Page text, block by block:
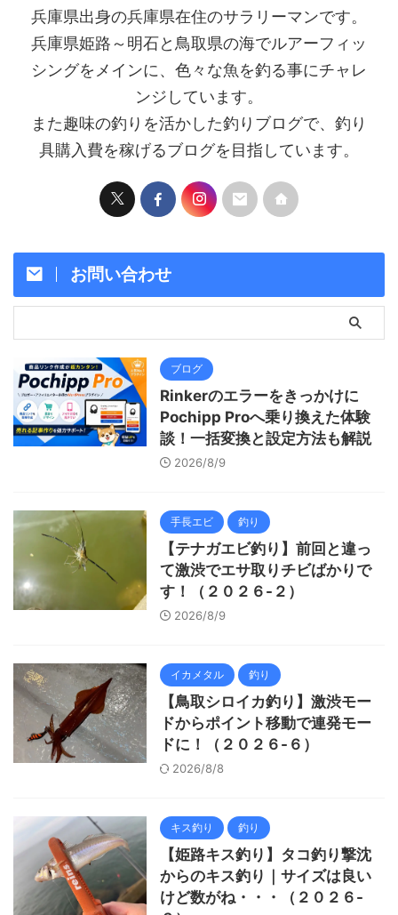
兵庫県出身の兵庫県在住のサラリーマンです。
兵庫県姫路～明石と鳥取県の海でルアーフィッ
シングをメインに、色々な魚を釣る事にチャレ
ンジしています。
また趣味の釣りを活かした釣りブログで、釣り
具購入費を稼げるブログを目指しています。
お問い合わせ
ブログ
Rinkerのエラーをきっかけに
Pochipp Proへ乗り換えた体験
談！一括変換と設定方法も解説
2026/8/9
手長エビ 釣り
【テナガエビ釣り】前回と違っ
て激渋でエサ取りチビばかりで
す！（２０２６-２）
2026/8/9
イカメタル 釣り
【鳥取シロイカ釣り】激渋モー
ドからポイント移動で連発モー
ドに！（２０２６-６）
2026/8/8
キス釣り 釣り
【姫路キス釣り】タコ釣り撃沈
からのキス釣り｜サイズは良い
けど数がね・・・（２０２６-